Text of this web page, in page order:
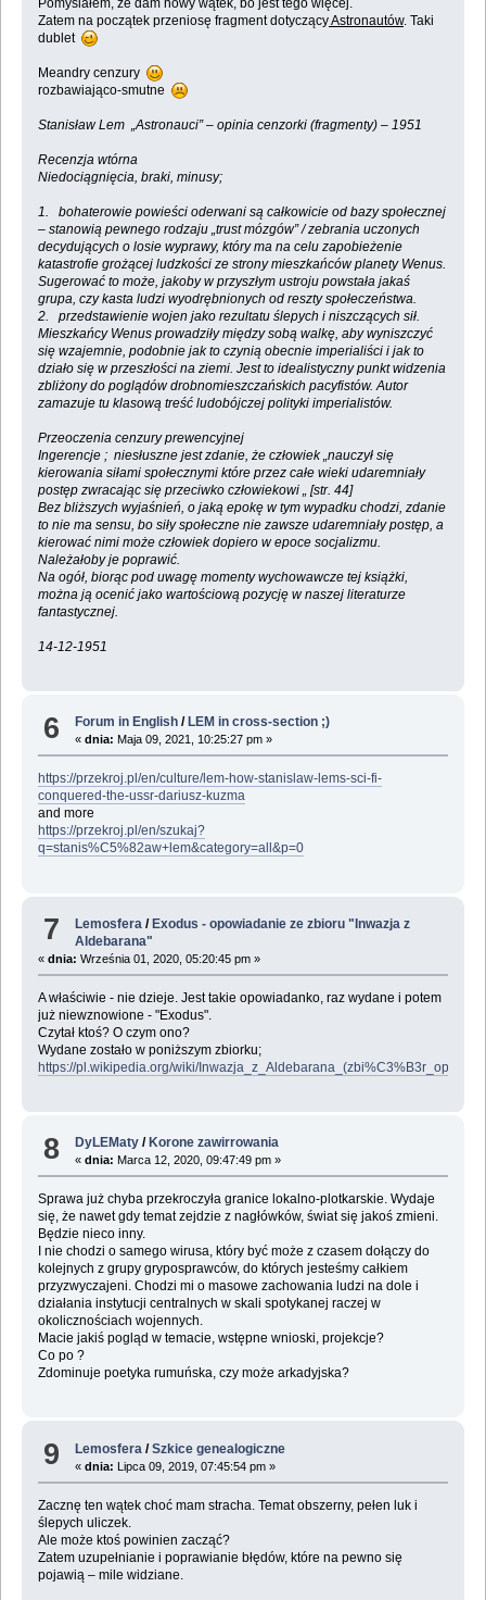
Zatem na początek przeniosę fragment dotyczącyAstronautów. Taki
dublet
Meandry cenzury
rozbawiająco-smutne
Stanisław Lem „Astronauci” – opinia cenzorki (fragmenty) – 1951
Recenzja wtórna
Niedociągnięcia, braki, minusy;
1. bohaterowie powieści oderwani są całkowicie od bazy społecznej
– stanowią pewnego rodzaju „trust mózgów” / zebrania uczonych
decydujących o losie wyprawy, który ma na celu zapobieżenie
katastrofie grożącej ludzkości ze strony mieszkańców planety Wenus.
Sugerować to może, jakoby w przyszłym ustroju powstała jakaś
grupa, czy kasta ludzi wyodrębnionych od reszty społeczeństwa.
2. przedstawienie wojen jako rezultatu ślepych i niszczących sił.
Mieszkańcy Wenus prowadziły między sobą walkę, aby wyniszczyć
się wzajemnie, podobnie jak to czynią obecnie imperialiści i jak to
działo się w przeszłości na ziemi. Jest to idealistyczny punkt widzenia
zbliżony do poglądów drobnomieszczańskich pacyfistów. Autor
zamazuje tu klasową treść ludobójczej polityki imperialistów.
Przeoczenia cenzury prewencyjnej
Ingerencje ; niesłuszne jest zdanie, że człowiek „nauczył się
kierowania siłami społecznymi które przez całe wieki udaremniały
postęp zwracając się przeciwko człowiekowi „ [str. 44]
Bez bliższych wyjaśnień, o jaką epokę w tym wypadku chodzi, zdanie
to nie ma sensu, bo siły społeczne nie zawsze udaremniały postęp, a
kierować nimi może człowiek dopiero w epoce socjalizmu.
Należałoby je poprawić.
Na ogół, biorąc pod uwagę momenty wychowawcze tej książki,
można ją ocenić jako wartościową pozycję w naszej literaturze
fantastycznej.
14-12-1951
6 Forum in English / LEM in cross-section ;)
«dnia: Maja 09, 2021, 10:25:27 pm »
https://przekroj.pl/en/culture/lem-how-stanislaw-lems-sci-fi-
conquered-the-ussr-dariusz-kuzma
and more
https://przekroj.pl/en/szukaj?
q=stanis%C5%82aw+lem&category=all&p=0
7 Lemosfera /Exodus - opowiadanie ze zbioru "Inwazja z
Aldebarana"
« dnia: Września 01, 2020, 05:20:45 pm »
A właściwie - nie dzieje. Jest takie opowiadanko, raz wydane i potem
już niewznowione - "Exodus".
Czytał ktoś? O czym ono?
Wydane zostało w poniższym zbiorku;
https://pl.wikipedia.org/wiki/
8 DyLEMaty / Korone zawirrowania
«dnia: Marca 12, 2020, 09:47:49 pm »
Sprawa już chyba przekroczyła granice lokalno-plotkarskie. Wydaje
się, że nawet gdy temat zejdzie z nagłówków, świat się jakoś zmieni.
Będzie nieco inny.
I nie chodzi o samego wirusa, który być może z czasem dołączy do
kolejnych z grupy gryposprawców, do których jesteśmy całkiem
przyzwyczajeni. Chodzi mi o masowe zachowania ludzi na dole i
działania instytucji centralnych w skali spotykanej raczej w
okolicznościach wojennych.
Macie jakiś pogląd w temacie, wstępne wnioski, projekcje?
Co po ?
Zdominuje poetyka rumuńska, czy może arkadyjska?
9 Lemosfera /Szkice genealogiczne
«dnia: Lipca 09, 2019, 07:45:54 pm »
Zacznę ten wątek choć mam stracha. Temat obszerny, pełen luk i
ślepych uliczek.
Ale może ktoś powinien zacząć?
Zatem uzupełnianie i poprawianie błędów, które na pewno się
pojawią – mile widziane.